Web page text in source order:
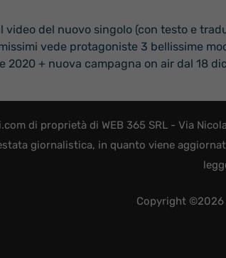
video del nuovo singolo (con testo e
vede protagoniste 3 bellissime
2020 + nuova campagna on air dal 18
di proprietà di WEB 365 SRL - Via
giornalistica, in quanto viene
Copyright